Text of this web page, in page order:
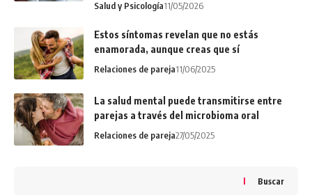
Salud y Psicología11/05/2026
Estos síntomas revelan que no estás
enamorada, aunque creas que sí
Relaciones de pareja11/06/2025
La salud mental puede transmitirse entre
parejas a través del microbioma oral
Relaciones de pareja27/05/2025
Buscar